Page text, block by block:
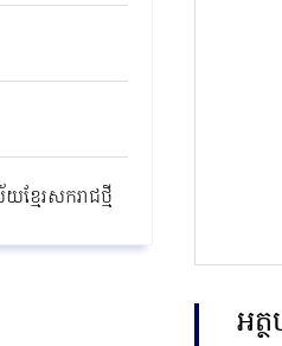
មែរសករាជថ្មី​
អត្